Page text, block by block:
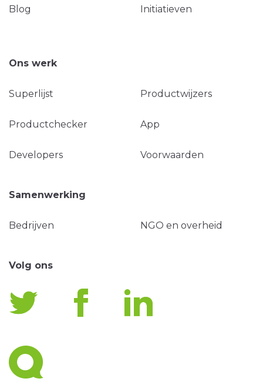
Blog Initiatieven
Ons werk
Superlijst Productwijzers
Productchecker App
Developers Voorwaarden
Samenwerking
Bedrijven NGO en overheid
Volg ons